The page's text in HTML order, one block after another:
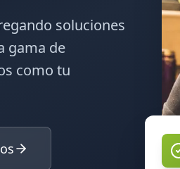
soluciones
gama de
como tu